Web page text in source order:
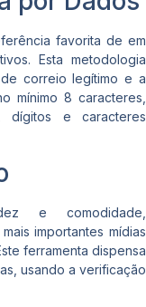
favorita de em
Esta metodologia
correio legítimo e a
mínimo 8 caracteres,
dígitos e caracteres
e comodidade,
importantes mídias
ferramenta dispensa
usando a verificação